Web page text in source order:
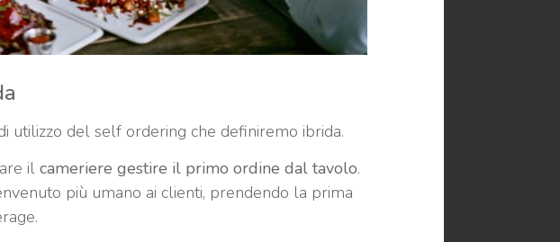
utilizzo del self ordering che definiremo ibrida.
il cameriere gestire il primo ordine dal tavolo.
più umano ai clienti, prendendo la prima